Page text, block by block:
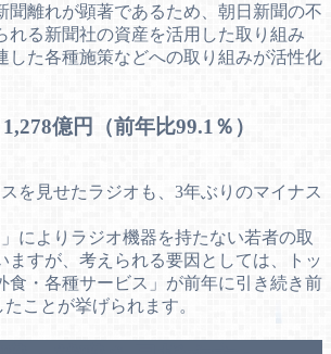
聞離れが顕著であるため、朝日新聞の不
れる新聞社の資産を活用した取り組み
した各種施策などへの取り組みが活性化
億円（前年比99.1％）
を見せたラジオも、3年ぶりのマイナス
」によりラジオ機器を持たない若者の取
ますが、考えられる要因としては、トッ
食・各種サービス」が前年に引き続き前
ことが挙げられます。